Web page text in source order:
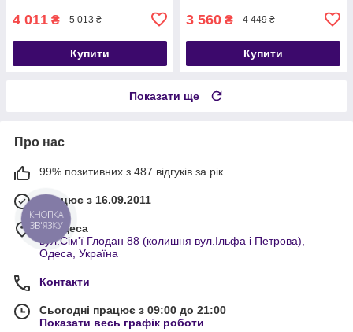
4 011 ₴ 5 013 ₴
Купити
3 560 ₴ 4 449 ₴
Купити
Показати ще
Про нас
99% позитивних з 487 відгуків за рік
Працює з 16.09.2011
м. Одеса
вул.Сім'ї Глодан 88 (колишня вул.Ільфа і Петрова),
Одеса, Україна
Контакти
Сьогодні працює з 09:00 до 21:00
Показати весь графік роботи
КНОПКА
ЗВ'ЯЗКУ